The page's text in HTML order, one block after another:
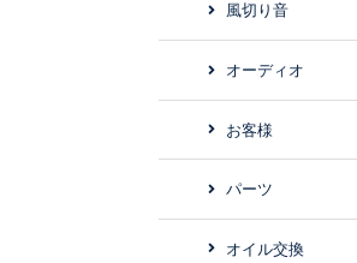
風切り音
オーディオ
お客様
パーツ
オイル交換